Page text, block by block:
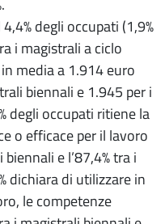
degli occupati (1,9%
i magistrali a ciclo
media a 1.914 euro
biennali e 1.945 per i
degli occupati ritiene la
o efficace per il lavoro
e l’87,4% tra i
dichiara di utilizzare in
le competenze